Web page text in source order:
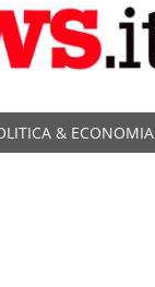
& ECONOMIA